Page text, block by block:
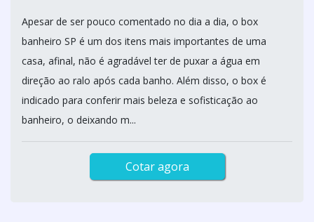
Apesar de ser pouco comentado no dia a dia, o box
banheiro SP é um dos itens mais importantes de uma
casa, afinal, não é agradável ter de puxar a água em
direção ao ralo após cada banho. Além disso, o box é
indicado para conferir mais beleza e sofisticação ao
banheiro, o deixando m...
Cotar agora